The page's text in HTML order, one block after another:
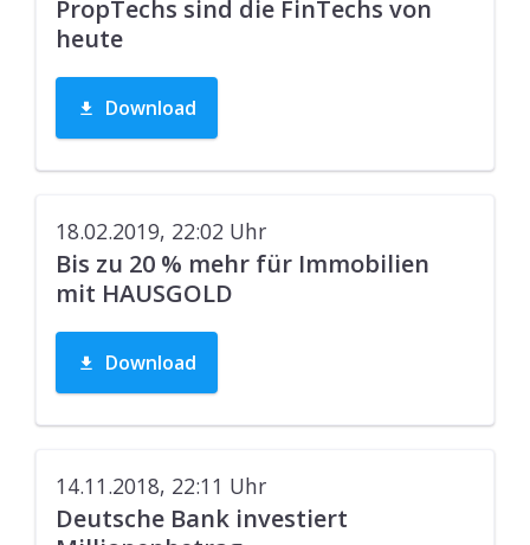
PropTechs sind die FinTechs von
heute
Download
18.02.2019, 22:02 Uhr
Bis zu 20 % mehr für Immobilien
mit HAUSGOLD
Download
14.11.2018, 22:11 Uhr
Deutsche Bank investiert